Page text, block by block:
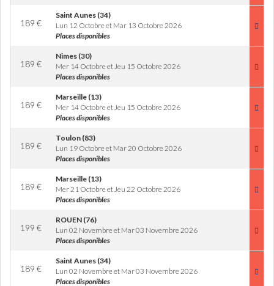
189 €
Saint Aunes (34)
Lun 12 Octobre et Mar 13 Octobre 2026
Places disponibles
189 €
Nimes (30)
Mer 14 Octobre et Jeu 15 Octobre 2026
Places disponibles
189 €
Marseille (13)
Mer 14 Octobre et Jeu 15 Octobre 2026
Places disponibles
189 €
Toulon (83)
Lun 19 Octobre et Mar 20 Octobre 2026
Places disponibles
189 €
Marseille (13)
Mer 21 Octobre et Jeu 22 Octobre 2026
Places disponibles
199 €
ROUEN (76)
Lun 02 Novembre et Mar 03 Novembre 2026
Places disponibles
189 €
Saint Aunes (34)
Lun 02 Novembre et Mar 03 Novembre 2026
Places disponibles